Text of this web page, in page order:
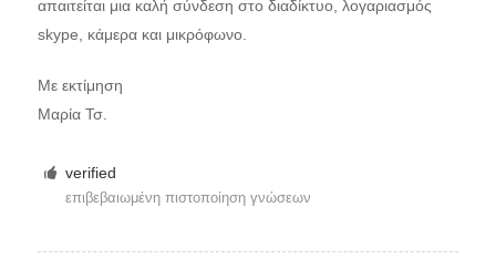
απαιτείται μια καλή σύνδεση στο διαδίκτυο, λογαριασμός
skype, κάμερα και μικρόφωνο.
Με εκτίμηση
Μαρία Τσ.
verified
επιβεβαιωμένη πιστοποίηση γνώσεων